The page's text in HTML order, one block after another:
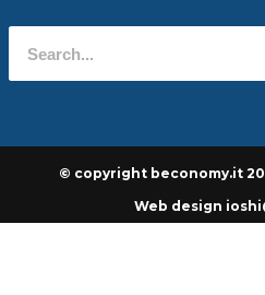
© copyright beconomy.it
Web design